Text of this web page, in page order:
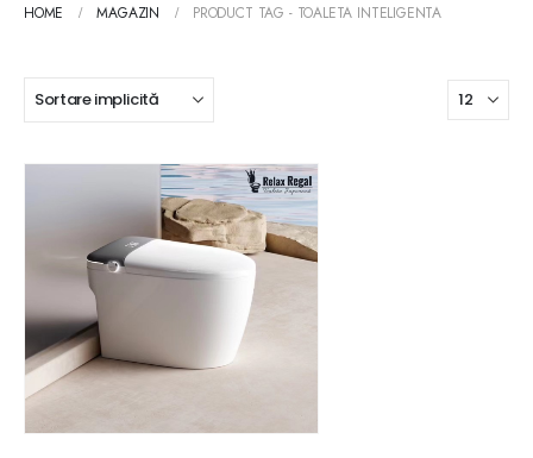
HOME MAGAZIN PRODUCT TAG - TOALETA INTELIGENTA